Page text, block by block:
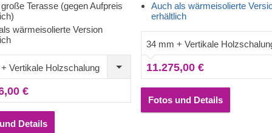
einem Badezimmer und
Terrasse (optional), ist
perfekt für diejenigen, die
oder Wochenendaufenthalte
Für den bestmöglichen
auch eine isolierte Version
lieferbar.
große Terasse (gegen Aufpreis
wärmeisolierte Version
Vertikale Holzschalung
€
Details
Fassadenverkleidung dem
Gebäude ein modernes Flair
Das von außen kompakt
Holzhaus SARA ist ein wahres
nach einer Single-Wohnung oder
Bleibe für ein Paar sind. Es
alle Annehmlichkeiten und behält
eine minimalistische und einfache
Auch als wärmeisolierte
erhältlich
34 mm + Vertikale
11.275,00 €
Fotos und Details